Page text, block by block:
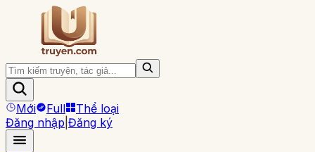
Mới Full
Thể loại
Đăng nhập Đăng ký